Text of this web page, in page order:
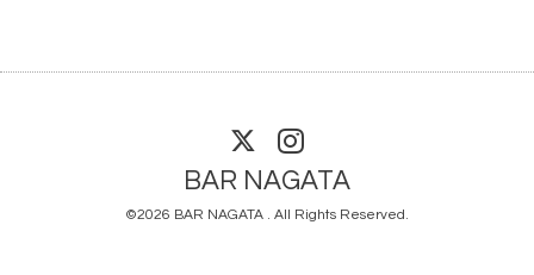
BAR NAGATA
©2026 BAR NAGATA . All Rights Reserved.